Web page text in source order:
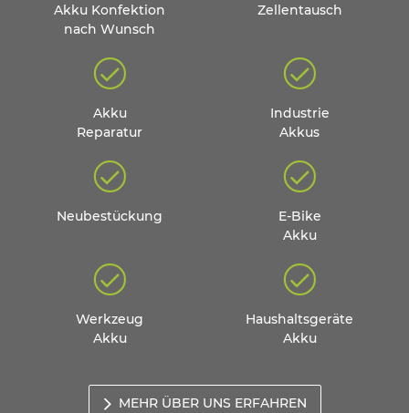
Akku Konfektion
nach Wunsch
Zellentausch
Akku
Reparatur
Industrie
Akkus
Neubestückung
E-Bike
Akku
Werkzeug
Akku
Haushaltsgeräte
Akku
MEHR ÜBER UNS ERFAHREN